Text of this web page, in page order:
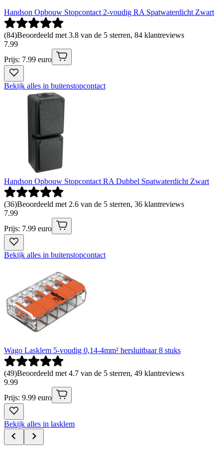
Handson Opbouw Stopcontact 2-voudig RA Spatwaterdicht Zwart
(84)Beoordeeld met 3.8 van de 5 sterren, 84 klantreviews
7.99
Prijs: 7.99 euro
Bekijk alles in buitenstopcontact
Handson Opbouw Stopcontact RA Dubbel Spatwaterdicht Zwart
(36)Beoordeeld met 2.6 van de 5 sterren, 36 klantreviews
7.99
Prijs: 7.99 euro
Bekijk alles in buitenstopcontact
Wago Lasklem 5-voudig 0,14-4mm² hersluitbaar 8 stuks
(49)Beoordeeld met 4.7 van de 5 sterren, 49 klantreviews
9.99
Prijs: 9.99 euro
Bekijk alles in lasklem